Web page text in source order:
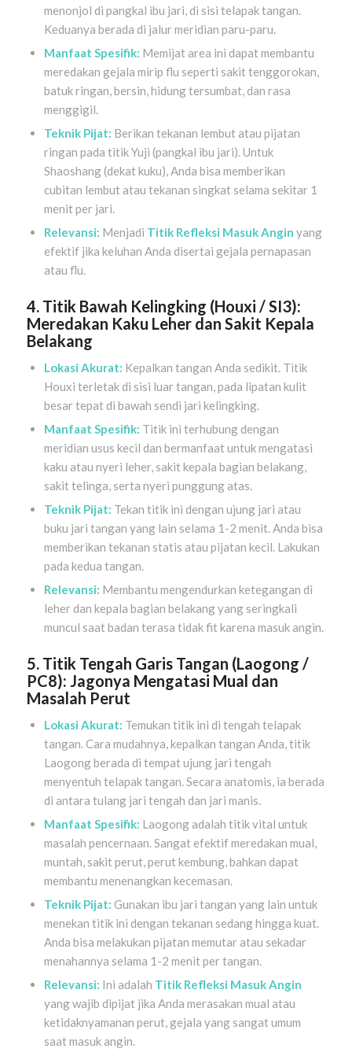
menonjol di pangkal ibu jari, di sisi telapak tangan.
Keduanya berada di jalur meridian paru-paru.
Manfaat Spesifik: Memijat area ini dapat membantu
meredakan gejala mirip flu seperti sakit tenggorokan,
batuk ringan, bersin, hidung tersumbat, dan rasa
menggigil.
Teknik Pijat: Berikan tekanan lembut atau pijatan
ringan pada titik Yuji (pangkal ibu jari). Untuk
Shaoshang (dekat kuku), Anda bisa memberikan
cubitan lembut atau tekanan singkat selama sekitar 1
menit per jari.
Relevansi: Menjadi Titik Refleksi Masuk Angin yang
efektif jika keluhan Anda disertai gejala pernapasan
atau flu.
4. Titik Bawah Kelingking (Houxi / SI3):
Meredakan Kaku Leher dan Sakit Kepala
Belakang
Lokasi Akurat: Kepalkan tangan Anda sedikit. Titik
Houxi terletak di sisi luar tangan, pada lipatan kulit
besar tepat di bawah sendi jari kelingking.
Manfaat Spesifik: Titik ini terhubung dengan
meridian usus kecil dan bermanfaat untuk mengatasi
kaku atau nyeri leher, sakit kepala bagian belakang,
sakit telinga, serta nyeri punggung atas.
Teknik Pijat: Tekan titik ini dengan ujung jari atau
buku jari tangan yang lain selama 1-2 menit. Anda bisa
memberikan tekanan statis atau pijatan kecil. Lakukan
pada kedua tangan.
Relevansi: Membantu mengendurkan ketegangan di
leher dan kepala bagian belakang yang seringkali
muncul saat badan terasa tidak fit karena masuk angin.
5. Titik Tengah Garis Tangan (Laogong /
PC8): Jagonya Mengatasi Mual dan
Masalah Perut
Lokasi Akurat: Temukan titik ini di tengah telapak
tangan. Cara mudahnya, kepalkan tangan Anda, titik
Laogong berada di tempat ujung jari tengah
menyentuh telapak tangan. Secara anatomis, ia berada
di antara tulang jari tengah dan jari manis.
Manfaat Spesifik: Laogong adalah titik vital untuk
masalah pencernaan. Sangat efektif meredakan mual,
muntah, sakit perut, perut kembung, bahkan dapat
membantu menenangkan kecemasan.
Teknik Pijat: Gunakan ibu jari tangan yang lain untuk
menekan titik ini dengan tekanan sedang hingga kuat.
Anda bisa melakukan pijatan memutar atau sekadar
menahannya selama 1-2 menit per tangan.
Relevansi: Ini adalah Titik Refleksi Masuk Angin
yang wajib dipijat jika Anda merasakan mual atau
ketidaknyamanan perut, gejala yang sangat umum
saat masuk angin.